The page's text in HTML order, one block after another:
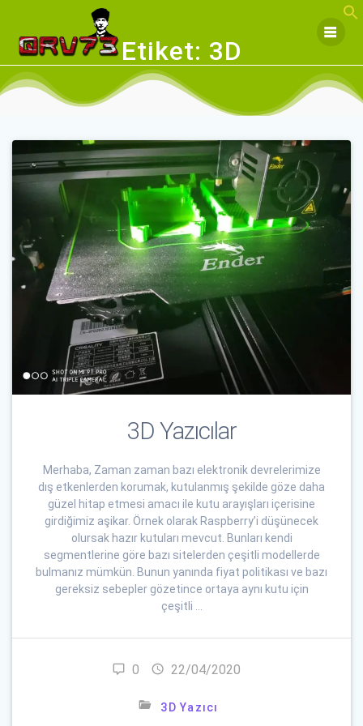
content
Etiket: 3D
3D Yazıcılar
Merhaba, Zaman zaman bazı elektronik devrelerimize
dış etkenlerden korumak, kutulanmış şekilde göze daha
güzel hitap etmesi amacı ile kutu arayışları içerisine
girdiğimiz aşikar. Örnek olarak Raspberry’i düşünecek
olursak hazır kutuları mevcut. Bunları kendi
segmentlerine göre bazı sitelerden çeşitli modellerde
bulmanız mümkün. Bunun yanında fiyat politikası ve bazı
gereksiz sebepler gözetince ortaya aynı kutu için
çeşitli …
0 22/04/2020
3D Yazıcı